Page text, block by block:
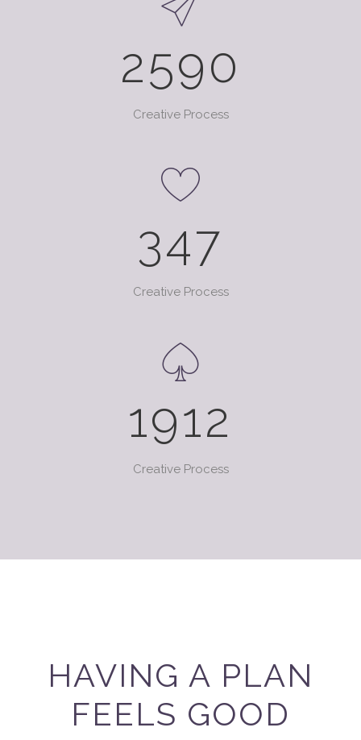
2590
Creative Process
347
Creative Process
1912
Creative Process
HAVING A PLAN
FEELS GOOD